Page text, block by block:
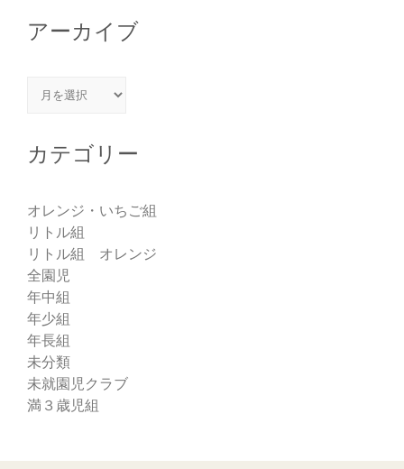
アーカイブ
アーカイブ
カテゴリー
オレンジ・いちご組
リトル組
リトル組 オレンジ
全園児
年中組
年少組
年長組
未分類
未就園児クラブ
満３歳児組